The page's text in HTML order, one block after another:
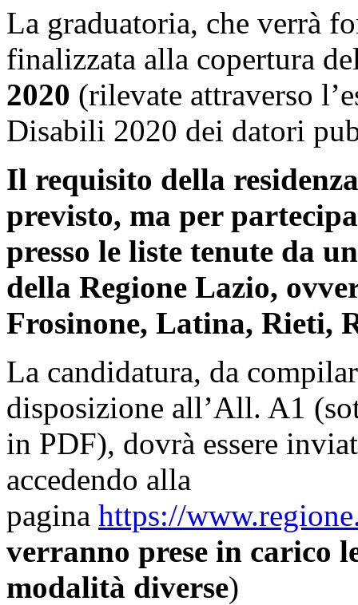
La graduatoria, che verrà
finalizzata alla copertura
2020 (rilevate attraverso
Disabili 2020 dei datori
Il requisito della
previsto, ma per
presso le liste tenute da
della Regione Lazio,
Frosinone, Latina, Rieti,
La candidatura, da
disposizione all’All. A1
in PDF), dovrà essere
accedendo alla
pagina https://
verranno prese in carico
modalità diverse)